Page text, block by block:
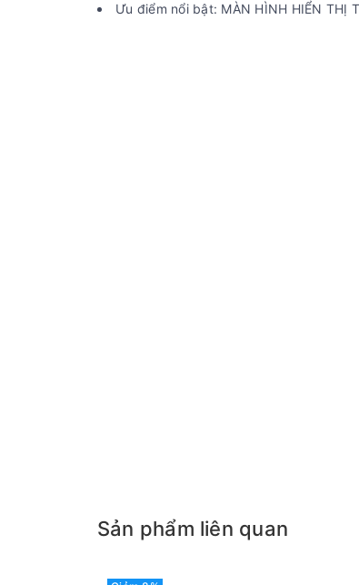
Ưu điểm nổi bật: MÀN HÌNH HIỂN THỊ
Sản phẩm liên quan